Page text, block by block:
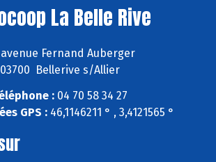
La Belle Rive
Fernand Auberger
03700 Bellerive s/Allier
: 04 70 58 34 27
GPS : 46,1146211 ° , 3,4121565 °